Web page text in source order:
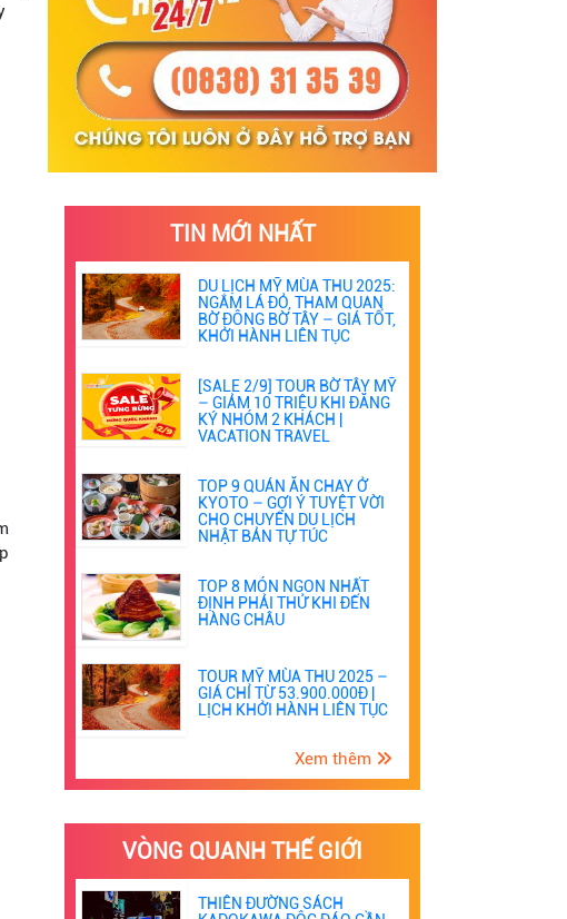
TIN MỚI NHẤT
DU LỊCH MỸ MÙA THU 2025:
NGẮM LÁ ĐỎ, THAM QUAN
BỜ ĐÔNG BỜ TÂY – GIÁ TỐT,
KHỞI HÀNH LIÊN TỤC
[SALE 2/9] TOUR BỜ TÂY MỸ
– GIẢM 10 TRIỆU KHI ĐĂNG
KÝ NHÓM 2 KHÁCH |
VACATION TRAVEL
TOP 9 QUÁN ĂN CHAY Ở
KYOTO – GỢI Ý TUYỆT VỜI
CHO CHUYẾN DU LỊCH
NHẬT BẢN TỰ TÚC
TOP 8 MÓN NGON NHẤT
ĐỊNH PHẢI THỬ KHI ĐẾN
HÀNG CHÂU
TOUR MỸ MÙA THU 2025 –
GIÁ CHỈ TỪ 53.900.000Đ |
LỊCH KHỞI HÀNH LIÊN TỤC
Xem thêm
VÒNG QUANH THẾ GIỚI
THIÊN ĐƯỜNG SÁCH